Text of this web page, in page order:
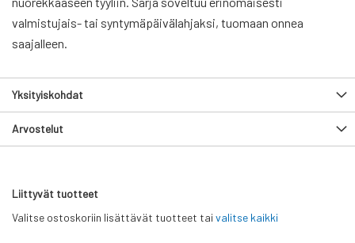
valmistujais- tai syntymäpäivälahjaksi, tuomaan onnea
saajalleen.
Yksityiskohdat
Arvostelut
Liittyvät tuotteet
Valitse ostoskoriin lisättävät tuotteet tai valitse kaikki